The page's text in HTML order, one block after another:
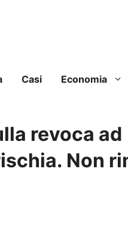
Casi Economia
revoca ad
Non